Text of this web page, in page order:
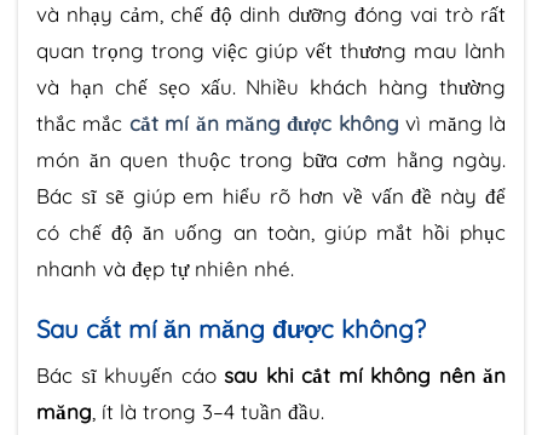
và nhạy cảm, chế độ dinh dưỡng đóng vai trò rất
quan trọng trong việc giúp vết thương mau lành
và hạn chế sẹo xấu. Nhiều khách hàng thường
thắc mắc cắt mí ăn măng được không vì măng là
món ăn quen thuộc trong bữa cơm hằng ngày.
Bác sĩ sẽ giúp em hiểu rõ hơn về vấn đề này để
có chế độ ăn uống an toàn, giúp mắt hồi phục
nhanh và đẹp tự nhiên nhé.
Sau cắt mí ăn măng được không?
Bác sĩ khuyến cáo sau khi cắt mí không nên ăn
măng, ít là trong 3–4 tuần đầu.